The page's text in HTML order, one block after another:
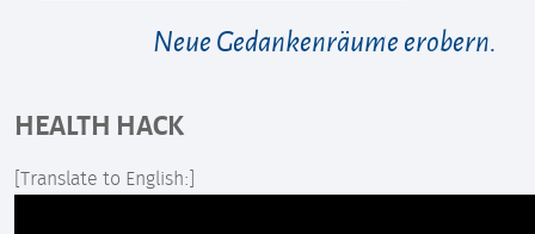
Neue Gedankenräume erobern.
HEALTH HACK
[Translate to English:]